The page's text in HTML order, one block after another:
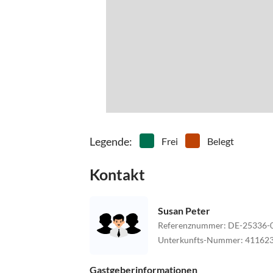
Legende: Frei Belegt
Kontakt
Susan Peter
Referenznummer: DE-25336-
Unterkunfts-Nummer:
Gastgeberinformationen